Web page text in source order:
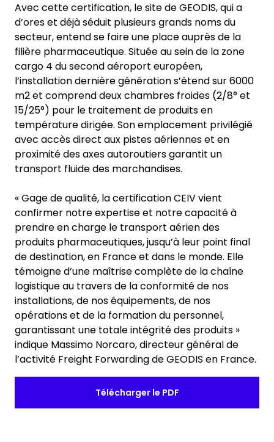
Avec cette certification, le site de GEODIS, qui a
d’ores et déjà séduit plusieurs grands noms du
secteur, entend se faire une place auprès de la
filière pharmaceutique. Située au sein de la zone
cargo 4 du second aéroport européen,
l’installation dernière génération s’étend sur 6000
m2 et comprend deux chambres froides (2/8° et
15/25°) pour le traitement de produits en
température dirigée. Son emplacement privilégié
avec accès direct aux pistes aériennes et en
proximité des axes autoroutiers garantit un
transport fluide des marchandises.
« Gage de qualité, la certification CEIV vient
confirmer notre expertise et notre capacité à
prendre en charge le transport aérien des
produits pharmaceutiques, jusqu’à leur point final
de destination, en France et dans le monde. Elle
témoigne d’une maîtrise complète de la chaîne
logistique au travers de la conformité de nos
installations, de nos équipements, de nos
opérations et de la formation du personnel,
garantissant une totale intégrité des produits »
indique Massimo Norcaro, directeur général de
l’activité Freight Forwarding de GEODIS en France.
Télécharger le PDF